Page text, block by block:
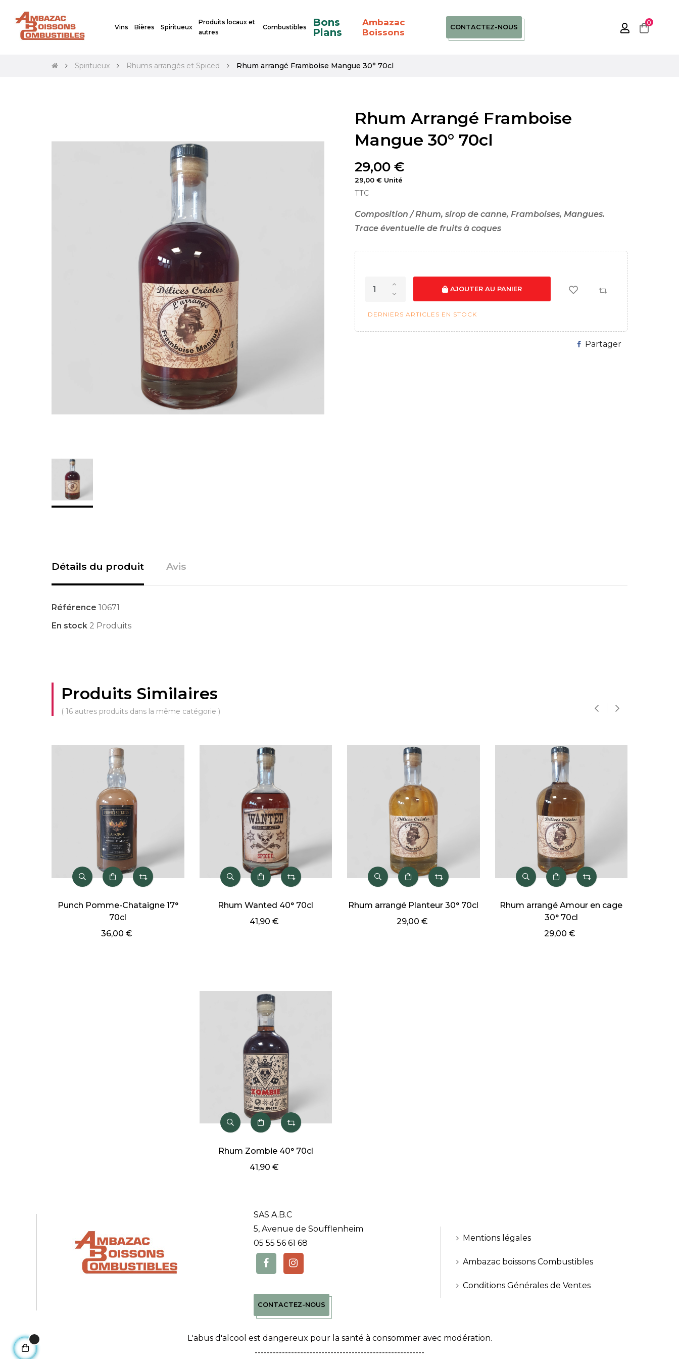
Vins Bières Spiritueux
Produits locaux et
autres
Combustibles
Bons
Plans
Ambazac
Boissons
CONTACTEZ-NOUS
0
Spiritueux Rhums arrangés et Spiced Rhum arrangé Framboise Mangue 30° 70cl
Rhum Arrangé Framboise
Mangue 30° 70cl
29,00 €
29,00 € Unité
TTC
Composition / Rhum, sirop de canne, Framboises, Mangues.
Trace éventuelle de fruits à coques
AJOUTER AU PANIER
DERNIERS ARTICLES EN STOCK
Partager
Détails du produit Avis
Référence 10671
En stock 2 Produits
Produits Similaires
( 16 autres produits dans la même catégorie )
Pomme-Chataigne 17°
Rhum Wanted 40° 70cl
Rhum arrangé Planteur 30° 70cl
Rhum arrangé Amour en cage
Magnum Rhum arrangé
Rhum Zombie 40° 70cl
41,90 €
SAS A.B.C
5, Avenue de Soufflenheim
05 55 56 61 68
CONTACTEZ-NOUS
Mentions légales
Ambazac boissons Combustibles
Conditions Générales de Ventes
L'abus d'alcool est dangereux pour la santé à consommer avec modération.
--------------------------------------------------------